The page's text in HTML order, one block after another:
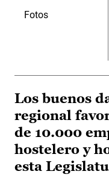
Fotos
Los buenos
regional
de 10.000
hostelero y
esta